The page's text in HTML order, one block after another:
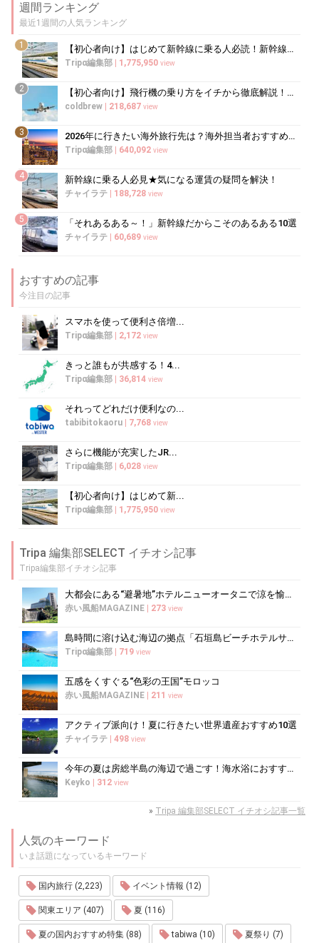
週間ランキング
最近1週間の人気ランキング
1 【初心者向け】はじめて新幹線に乗る人必読！新幹線の乗り方をイチから徹底解説
Tripα編集部 1,775,950 view
2 【初心者向け】飛行機の乗り方をイチから徹底解説！（国内線・国際線）
coldbrew 218,687 view
3 2026年に行きたい海外旅行先は？海外担当者おすすめランキング
Tripα編集部 640,092 view
4 新幹線に乗る人必見★気になる運賃の疑問を解決！
チャイラテ 188,728 view
5 「それあるある～！」新幹線だからこそのあるある10選
チャイラテ 60,689 view
おすすめの記事
今注目の記事
スマホを使って便利さ倍増...
Tripα編集部 2,172 view
きっと誰もが共感する！4...
Tripα編集部 36,814 view
それってどれだけ便利なの...
tabibitokaoru 7,768 view
さらに機能が充実したJR...
Tripα編集部 6,028 view
【初心者向け】はじめて新...
Tripα編集部 1,775,950 view
Tripa 編集部SELECT イチオシ記事
Tripa編集部イチオシ記事
大都会にある“避暑地”ホテルニューオータニで涼を愉しむ
赤い風船MAGAZINE 273 view
島時間に溶け込む海辺の拠点「石垣島ビーチホテルサンシャイン」で心ほどけるく...
Tripα編集部 719 view
五感をくすぐる“色彩の王国”モロッコ
赤い風船MAGAZINE 211 view
アクティブ派向け！夏に行きたい世界遺産おすすめ10選
チャイラテ 498 view
今年の夏は房総半島の海辺で過ごす！海水浴におすすめの宿10選
Keyko 312 view
» Tripa 編集部SELECT イチオシ記事一覧
人気のキーワード
いま話題になっているキーワード
国内旅行 (2,223) イベント情報 (12)
関東エリア (407) 夏 (116)
夏の国内おすすめ特集 (88) tabiwa (10) 夏祭り (7)